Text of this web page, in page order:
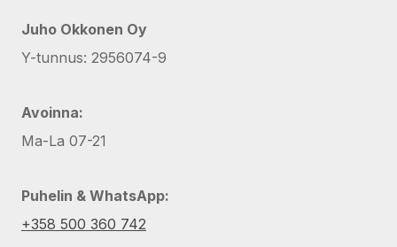
Juho Okkonen Oy
Y-tunnus: 2956074-9
Avoinna:
Ma-La 07-21
Puhelin & WhatsApp:
+358 500 360 742